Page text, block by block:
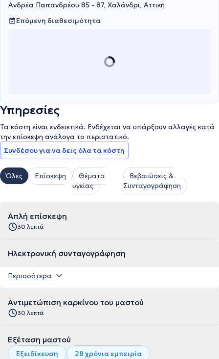
Ανδρέα Παπανδρέου 85 - 87, Χαλάνδρι, Αττική
Επόμενη διαθεσιμότητα
Υπηρεσίες
Τα κόστη είναι ενδεικτικά. Ενδέχεται να υπάρξουν αλλαγές κατά
την επίσκεψη ανάλογα το περιστατικό.
Συνδέσου για να δεις όλα τα κόστη
Όλες Επίσκεψη
Θέματα
υγείας
Βεβαιώσεις &
Συνταγογράφηση
Απλή επίσκεψη
30 λεπτά
Ηλεκτρονική συνταγογράφηση
Περισσότερα
Αντιμετώπιση καρκίνου του μαστού
30 λεπτά
Εξέταση μαστού
Εξειδίκευση 28 χρόνια εμπειρία